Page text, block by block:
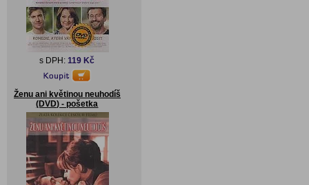
s DPH:119 Kč
Ženu ani květinou neuhodíš
(DVD) - pošetka